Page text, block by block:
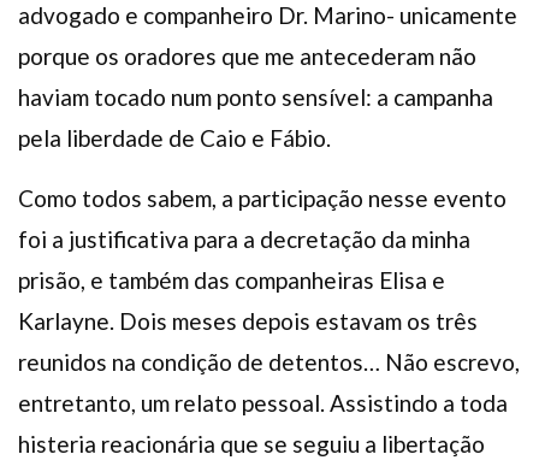
advogado e companheiro Dr. Marino- unicamente
porque os oradores que me antecederam não
haviam tocado num ponto sensível: a campanha
pela liberdade de Caio e Fábio.
Como todos sabem, a participação nesse evento
foi a justificativa para a decretação da minha
prisão, e também das companheiras Elisa e
Karlayne. Dois meses depois estavam os três
reunidos na condição de detentos… Não escrevo,
entretanto, um relato pessoal. Assistindo a toda
histeria reacionária que se seguiu a libertação